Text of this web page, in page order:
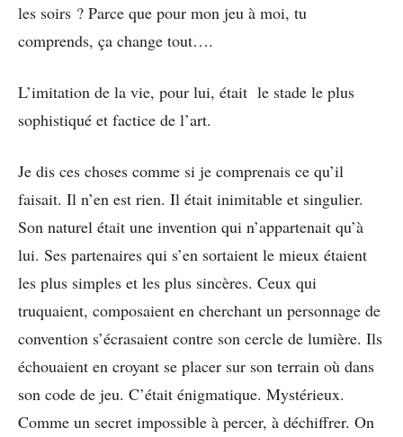
les soirs ? Parce que pour mon jeu à moi, tu
comprends, ça change tout….
L’imitation de la vie, pour lui, était le stade le plus
sophistiqué et factice de l’art.
Je dis ces choses comme si je comprenais ce qu’il
faisait. Il n’en est rien. Il était inimitable et singulier.
Son naturel était une invention qui n’appartenait qu’à
lui. Ses partenaires qui s’en sortaient le mieux étaient
les plus simples et les plus sincères. Ceux qui
truquaient, composaient en cherchant un personnage de
convention s’écrasaient contre son cercle de lumière. Ils
échouaient en croyant se placer sur son terrain où dans
son code de jeu. C’était énigmatique. Mystérieux.
Comme un secret impossible à percer, à déchiffrer. On